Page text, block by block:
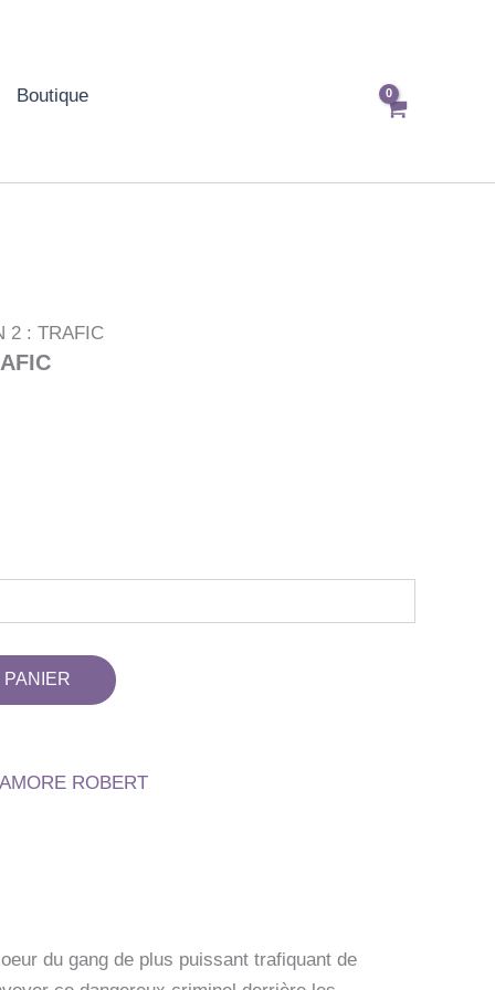
Boutique
2 : TRAFIC
ROBERT
du gang de plus puissant trafiquant de